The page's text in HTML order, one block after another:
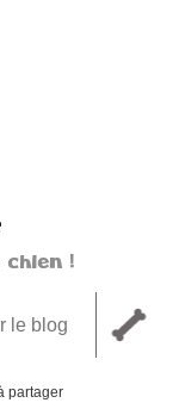
!
partager